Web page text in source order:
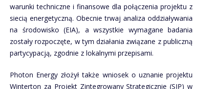
warunki techniczne i finansowe dla połączenia projektu z
siecią energetyczną. Obecnie trwaj analiza oddziaływania
na środowisko (EIA), a wszystkie wymagane badania
zostały rozpoczęte, w tym działania związane z publiczną
partycypacją, zgodnie z lokalnymi przepisami.
Photon Energy złożył także wniosek o uznanie projektu
Winterton za Projekt Zintegrowany Strategicznie (SIP) w